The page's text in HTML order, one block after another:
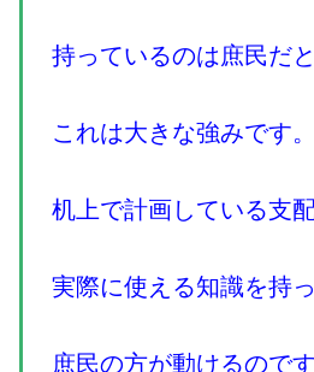
持っているのは庶民だ
これは大きな強みです。
机上で計画している支
実際に使える知識を持
庶民の方が動けるのです